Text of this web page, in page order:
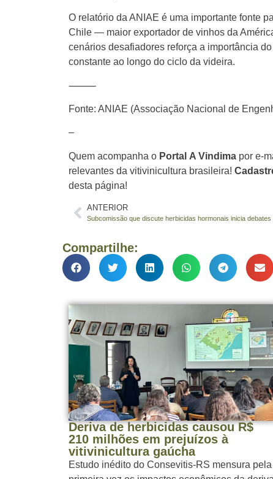
O relatório da ANIAE é uma importante fonte
Chile — maior exportador de vinhos da
cenários desafiadores reforça a importância
constante ao longo do ciclo da videira.
⸻
Fonte: ANIAE (Associação Nacional de
–
Quem acompanha o Portal A Vindima por e-
relevantes da vitivinicultura brasileira!
desta página!
ANTERIOR
Compartilhe:
Deriva de herbicidas causou R$
210 milhões em prejuízos à
vitivinicultura gaúcha
Estudo inédito do Consevitis-RS mensura pela